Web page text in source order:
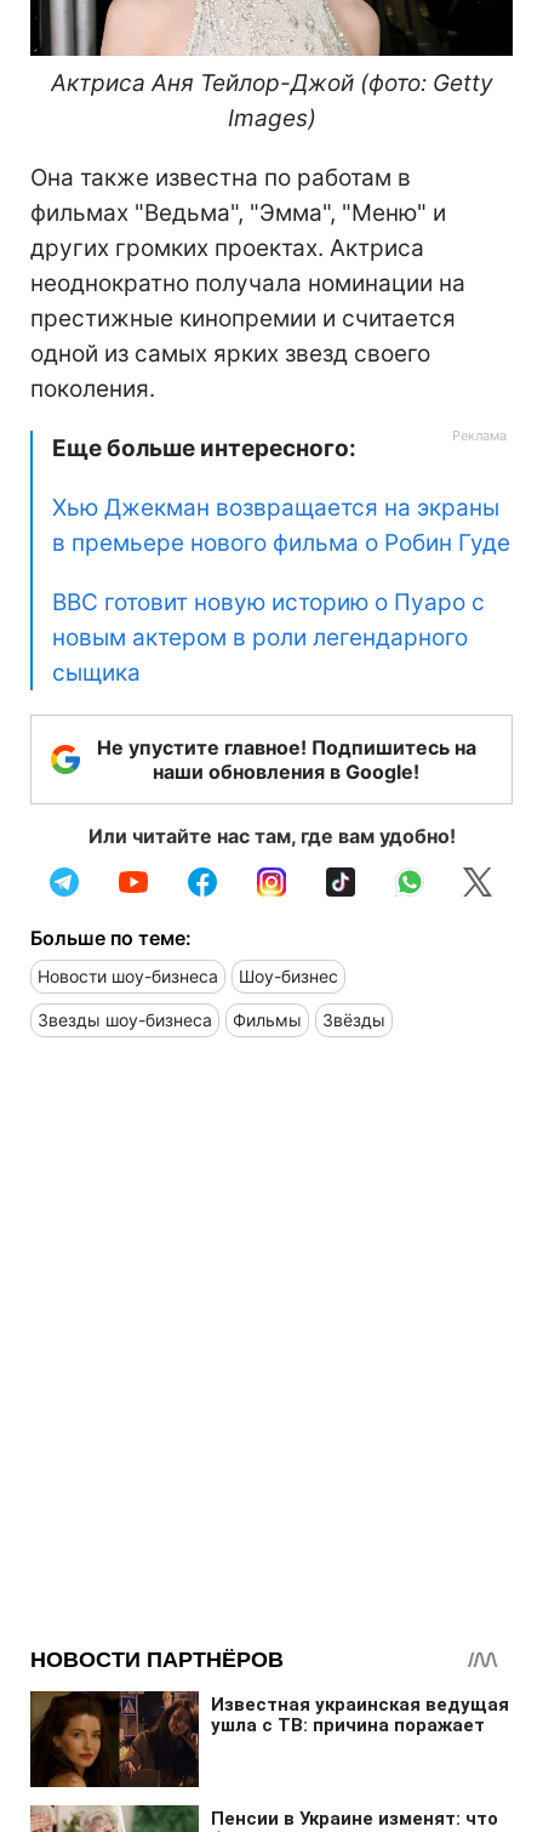
Актриса Аня Тейлор-Джой (фото: Getty
Images)
Она также известна по работам в
фильмах "Ведьма", "Эмма", "Меню" и
других громких проектах. Актриса
неоднократно получала номинации на
престижные кинопремии и считается
одной из самых ярких звезд своего
поколения.
Еще больше интересного:
Хью Джекман возвращается на экраны
в премьере нового фильма о Робин Гуде
BBC готовит новую историю о Пуаро с
новым актером в роли легендарного
сыщика
Не упустите главное! Подпишитесь на
наши обновления в Google!
Или читайте нас там, где вам удобно!
Больше по теме:
Новости шоу-бизнеса Шоу-бизнес
Звезды шоу-бизнеса Фильмы Звёзды